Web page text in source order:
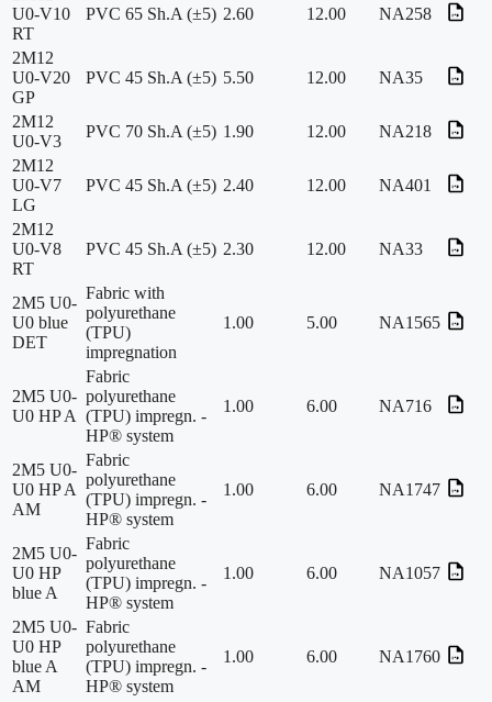
U0-V10
RT
PVC 65 Sh.A (±5) 2.60 12.00 NA258
2M12
U0-V20
GP
PVC 45 Sh.A (±5) 5.50 12.00 NA35
2M12
U0-V3
PVC 70 Sh.A (±5) 1.90 12.00
NA218
2M12
U0-V7
LG
PVC 45 Sh.A (±5) 2.40 12.00 NA401
2M12
U0-V8
RT
PVC 45 Sh.A (±5) 2.30 12.00 NA33
2M5 U0-
U0 blue
DET
Fabric with
polyurethane
(TPU)
impregnation
1.00 5.00 NA1565
2M5 U0-
U0 HP A
Fabric
polyurethane
(TPU) impregn. -
HP® system
1.00 6.00 NA716
2M5 U0-
U0 HP A
AM
Fabric
polyurethane
(TPU) impregn. -
HP® system
1.00 6.00 NA1747
2M5 U0-
U0 HP
blue A
Fabric
polyurethane
(TPU) impregn. -
HP® system
1.00 6.00 NA1057
2M5 U0-
U0 HP
blue A
AM
Fabric
polyurethane
(TPU) impregn. -
HP® system
1.00 6.00 NA1760